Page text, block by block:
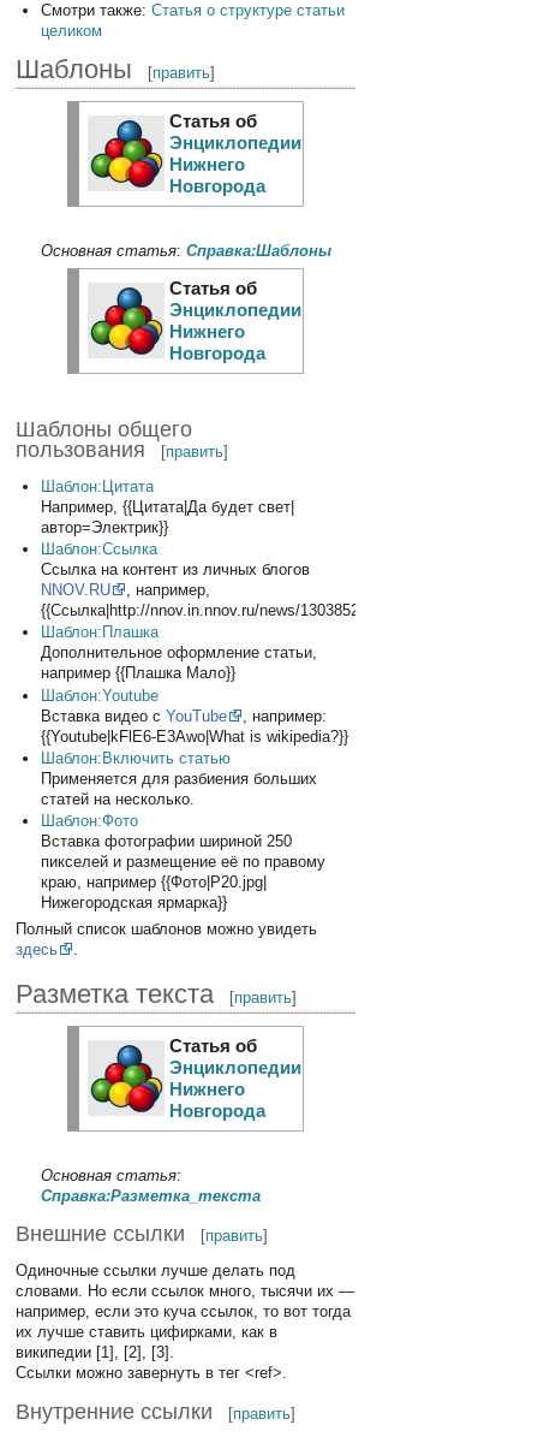
Смотри также: Статья о структуре статьи
целиком
Шаблоны [править]
Статья об
Энциклопедии
Нижнего
Новгорода
Основная статья: Справка:Шаблоны
Статья об
Энциклопедии
Нижнего
Новгорода
Шаблоны общего
пользования
[править]
Шаблон:Цитата
Например, {{Цитата|Да будет свет|
автор=Электрик}}
Шаблон:Ссылка
Ссылка на контент из личных блогов
NNOV.RU
, например,
{{Ссылка|http://nnov.in.nnov.ru/news/1303852.html}}
Шаблон:Плашка
Дополнительное оформление статьи,
например {{Плашка Мало}}
Шаблон:Youtube
Вставка видео с YouTube
, например:
{{Youtube|kFlE6-E3Awo|What is wikipedia?}}
Шаблон:Включить статью
Применяется для разбиения больших
статей на несколько.
Шаблон:Фото
Вставка фотографии шириной 250
пикселей и размещение её по правому
краю, например {{Фото|P20.jpg|
Нижегородская ярмарка}}
Полный список шаблонов можно увидеть
здесь
.
Разметка текста [править]
Статья об
Энциклопедии
Нижнего
Новгорода
Основная статья:
Справка:Разметка_текста
Внешние ссылки [править]
Одиночные ссылки лучше делать под
словами. Но если ссылок много, тысячи их —
например, если это куча ссылок, то вот тогда
их лучше ставить цифирками, как в
википедии [1], [2], [3].
Ссылки можно завернуть в тег <ref>.
Внутренние ссылки [править]